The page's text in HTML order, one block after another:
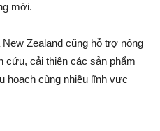
mới.
Zealand cũng hỗ trợ nông
cứ‌u, cải thiện các sả‌n phẩm
hoạch cùng nhiều lĩnh vực